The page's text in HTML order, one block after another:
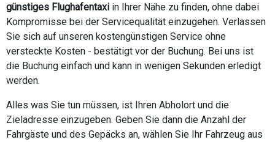
günstiges Flughafentaxi in Ihrer Nähe zu finden, ohne dabei
Kompromisse bei der Servicequalität einzugehen. Verlassen
Sie sich auf unseren kostengünstigen Service ohne
versteckte Kosten - bestätigt vor der Buchung. Bei uns ist
die Buchung einfach und kann in wenigen Sekunden erledigt
werden.
Alles was Sie tun müssen, ist Ihren Abholort und die
Zieladresse einzugeben. Geben Sie dann die Anzahl der
Fahrgäste und des Gepäcks an, wählen Sie Ihr Fahrzeug aus